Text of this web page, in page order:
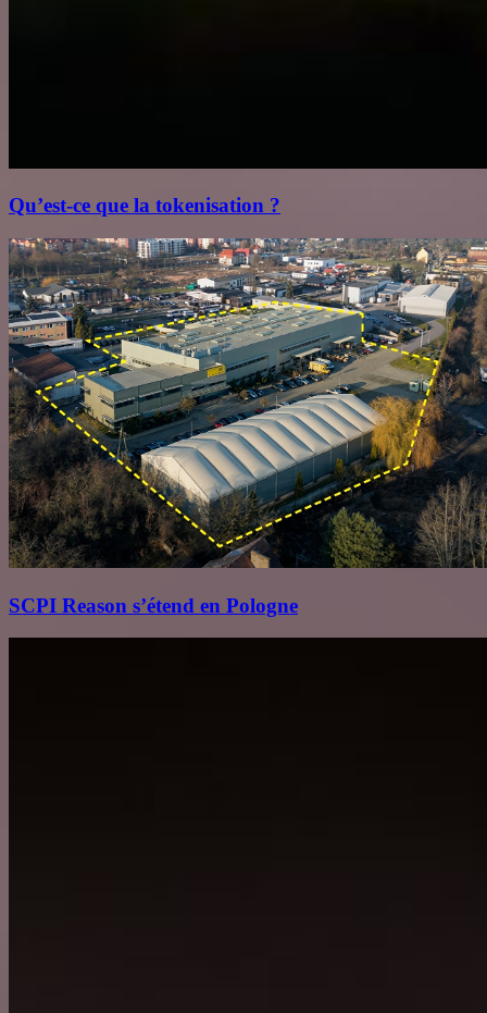
Qu’est‑ce que la tokenisation ?
SCPI Reason s’étend en Pologne